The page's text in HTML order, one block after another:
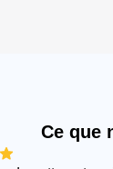
Ce que